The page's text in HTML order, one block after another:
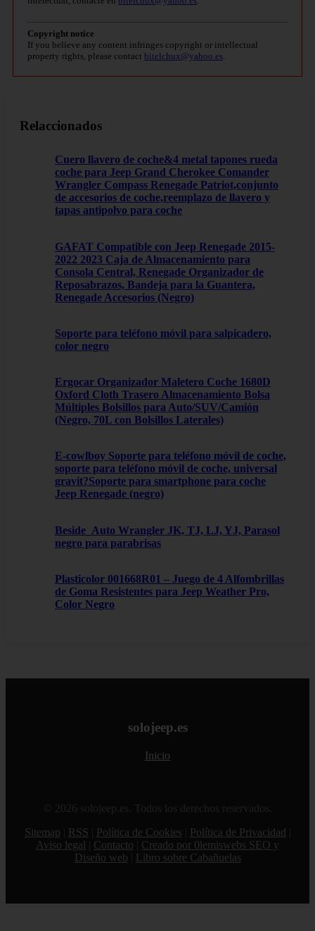
Copyright notice
If you believe any content infringes copyright or intellectual
property rights, please contact bitelchux@yahoo.es
Relaccionados
Cuero llavero de coche&4 metal tapones rueda
coche para Jeep Grand Cherokee Comander
Wrangler Compass Renegade Patriot,conjunto
de accesorios de coche,reemplazo de llavero y
tapas antipolvo para coche
GAFAT Compatible con Jeep Renegade 2015-
2022 2023 Caja de Almacenamiento para
Consola Central, Renegade Organizador de
Reposabrazos, Bandeja para la Guantera,
Renegade Accesorios (Negro)
Soporte para teléfono móvil para salpicadero,
color negro
Ergocar Organizador Maletero Coche 1680D
Oxford Cloth Trasero Almacenamiento Bolsa
Múltiples Bolsillos para Auto/SUV/Camión
(Negro, 70L con Bolsillos Laterales)
E-cowlboy Soporte para teléfono móvil de coche,
soporte para teléfono móvil de coche, universal
gravit?Soporte para smartphone para coche
Jeep Renegade (negro)
Beside_Auto Wrangler JK, TJ, LJ, YJ, Parasol
negro para parabrisas
Plasticolor 001668R01 – Juego de 4 Alfombrillas
de Goma Resistentes para Jeep Weather Pro,
Color Negro
solojeep.es
Inicio
© 2026 solojeep.es. Todos los derechos reservados.
Sitemap
RSS Política de Cookies Política de Privacidad
Aviso legal
Contacto
Creado por 0lemiswebs SEO y
Diseño web
Libro sobre Cabañuelas